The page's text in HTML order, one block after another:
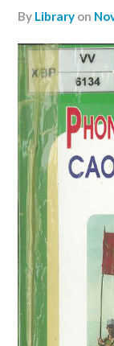
by Library on